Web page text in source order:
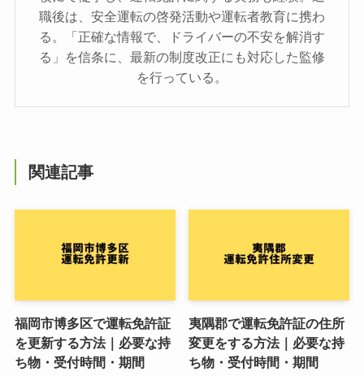
職後は、安全運転の啓発活動や運転者教育に携わ
る。「正確な情報で、ドライバーの不安を解消す
る」を信条に、最新の制度改正にも対応した監修
を行っている。
関連記事
福岡市博多区で運転免許証
を更新する方法｜必要な持
ち物・受付時間・期間
夷隅郡で運転免許証の住所
変更をする方法｜必要な持
ち物・受付時間・期間